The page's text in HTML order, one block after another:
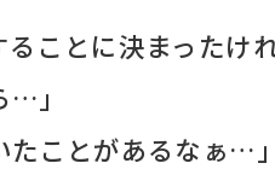
ことに決まったけ
…」
たことがあるなぁ…」